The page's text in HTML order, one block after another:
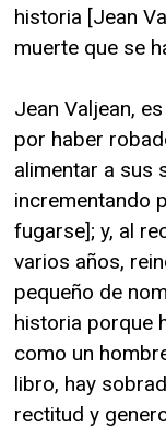
historia [Jean
muerte que se
Jean Valjean,
por haber
alimentar a sus
incrementando
fugarse]; y, al
varios años,
pequeño de
historia porque
como un
libro, hay
rectitud y